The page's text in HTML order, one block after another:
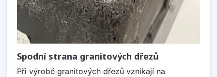
Spodní strana granitových dřezů
Při výrobě granitových dřezů vznikají na